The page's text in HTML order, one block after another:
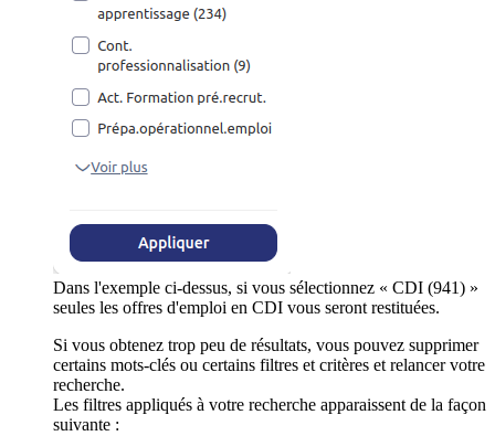
Dans l'exemple ci-dessus, si vous sélectionnez « CDI (941) »
seules les offres d'emploi en CDI vous seront restituées.
Si vous obtenez trop peu de résultats, vous pouvez supprimer
certains mots-clés ou certains filtres et critères et relancer votre
recherche.
Les filtres appliqués à votre recherche apparaissent de la façon
suivante :